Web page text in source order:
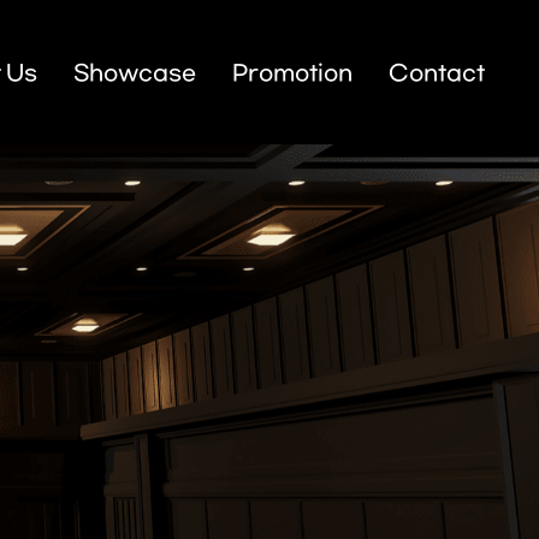
Us Showcase Promotion Contact